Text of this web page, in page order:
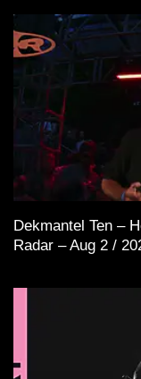
Dekmantel Ten –
Radar – Aug 2 /